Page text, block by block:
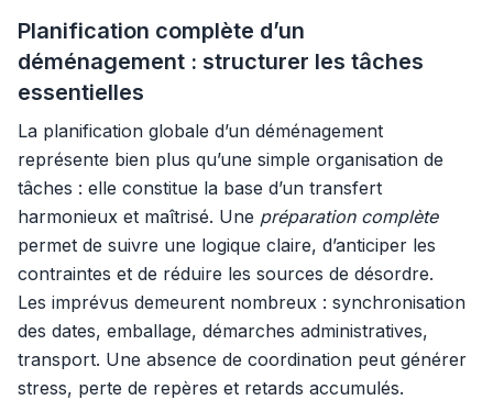
Planification complète d’un
déménagement : structurer les tâches
essentielles
La planification globale d’un déménagement
représente bien plus qu’une simple organisation de
tâches : elle constitue la base d’un transfert
harmonieux et maîtrisé. Une préparation complète
permet de suivre une logique claire, d’anticiper les
contraintes et de réduire les sources de désordre.
Les imprévus demeurent nombreux : synchronisation
des dates, emballage, démarches administratives,
transport. Une absence de coordination peut générer
stress, perte de repères et retards accumulés.